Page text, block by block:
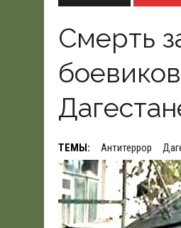
07.06.2026 | БОРЬБА С
07.06.2026
07.06.2026 В КЕНИИ
19.06.2026 WSJ:
Смерть
ТЕМЫ: Антитеррор